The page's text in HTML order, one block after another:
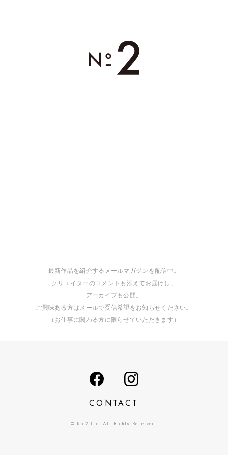
最新作品を紹介するメールマガジンを配信中。
クリエイターのコメントも添えてお届けし、
アーカイブも公開。
ご興味ある方はメールで受信希望をお知らせください。
（お仕事に関わる方に限らせていただきます）
CONTACT
© No.2 Ltd. All Rights Reserved.